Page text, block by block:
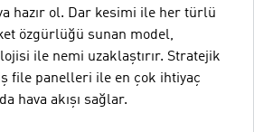
hazır ol. Dar kesimi ile her türlü
özgürlüğü sunan model,
ile nemi uzaklaştırır. Stratejik
file panelleri ile en çok ihtiyaç
hava akışı sağlar.